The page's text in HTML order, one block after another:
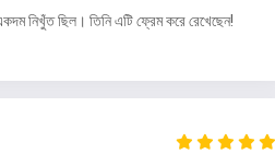
নিখুঁত ছিল। তিনি এটি ফ্রেম করে রেখেছেন!
গান তৈরি করতে পারি, কবিতা এবং শুভেচ্ছা